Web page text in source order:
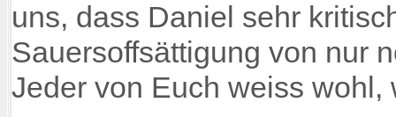
uns, dass Daniel sehr
Sauersoffsättigung von nur
Jeder von Euch weiss